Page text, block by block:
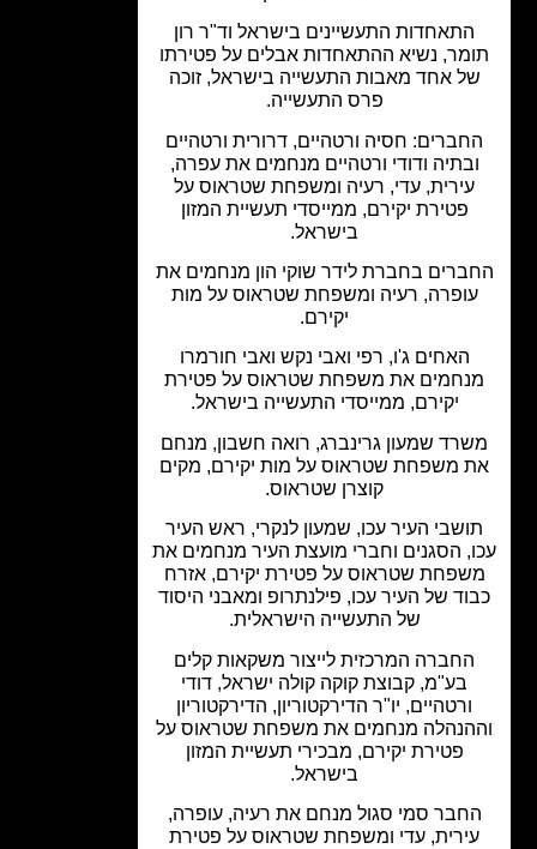
התאחדות התעשיינים בישראל וד"ר רון
נשיא ההתאחדות אבלים על פטירתו
אחד מאבות התעשייה בישראל, זוכה
פרס התעשייה.
חסיה ורטהיים, דרורית ורטהיים
ודודי ורטהיים מנחמים את עפרה,
עירית, עדי, רעיה ומשפחת שטראוס על
פטירת יקירם, ממייסדי תעשיית המזון
בישראל.
בחברת לידר שוקי הון מנחמים את
רעיה ומשפחת שטראוס על מות
האחים ג'ו, רפי ואבי נקש ואבי חורמרו
את משפחת שטראוס על פטירת
יקירם, ממייסדי התעשייה בישראל.
שמעון גרינברג, רואה חשבון, מנחם
משפחת שטראוס על מות יקירם, מקים
קוצרן שטראוס.
העיר עכו, שמעון לנקרי, ראש העיר
הסגנים וחברי מועצת העיר מנחמים את
שטראוס על פטירת יקירם, אזרח
של העיר עכו, פילנתרופ ומאבני היסוד
של התעשייה הישראלית.
החברה המרכזית לייצור משקאות קלים
בע"מ, קבוצת קוקה קולה ישראל, דודי
ורטהיים, יו"ר הדירקטוריון, הדירקטוריון
מנחמים את משפחת שטראוס על
פטירת יקירם, מבכירי תעשיית המזון
בישראל.
סמי סגול מנחם את רעיה, עופרה,
עדי ומשפחת שטראוס על פטירת